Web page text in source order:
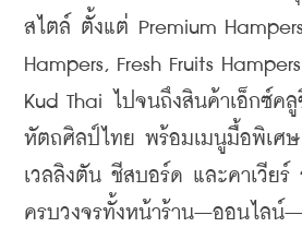
สไตล์ ตั้งแต่ Premium
Hampers, Fresh Fruits
Kud Thai ไปจนถึงสินค้าเอ็กซ์ค
หัตถศิลป์ไทย พร้อมเมนูมื้อพิเศ
เวลลิงตัน ชีสบอร์ด และคาเวียร์
ครบวงจรทั้งหน้าร้าน–ออนไลน์–